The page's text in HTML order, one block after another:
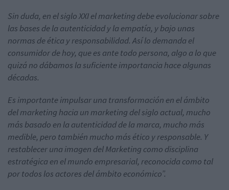
Sin duda, en el siglo XXI el marketing debe evolucionar sobre
las bases de la autenticidad y la empatía, y bajo unas
normas de ética y responsabilidad. Así lo demanda el
consumidor de hoy, que es ante todo persona, algo a lo que
quizá no dábamos la suficiente importancia hace algunas
décadas.
Es importante impulsar una transformación en el ámbito
del marketing hacia un marketing del siglo actual, mucho
más basado en la autenticidad de la marca, mucho más
medible, pero también mucho más ético y responsable. Y
restablecer una imagen del Marketing como disciplina
estratégica en el mundo empresarial, reconocida como tal
por todos los actores del ámbito económico”.